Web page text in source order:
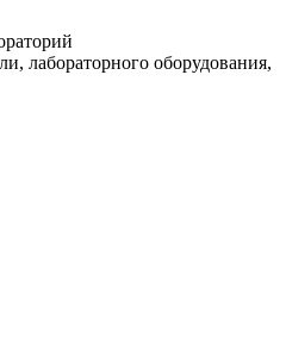
лабораторного оборудования,